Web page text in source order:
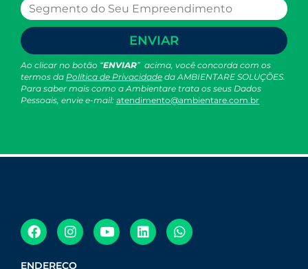
ENVIAR
Ao clicar no botão “ENVIAR” acima, você concorda com os
termos da Política de Privacidade da AMBIENTARE SOLUÇÕES.
Para saber mais como a Ambientare trata os seus Dados
Pessoais, envie e-mail: atendimento@ambientare.com.br
ENDEREÇO